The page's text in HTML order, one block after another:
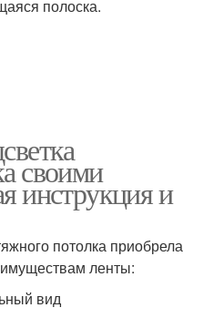
полоска.
своими
инструкция и
потолка приобрела
ленты:
вид